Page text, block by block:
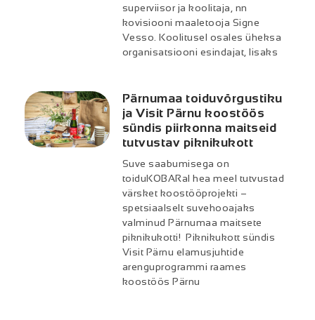
superviisor ja koolitaja, nn
kovisiooni maaletooja Signe
Vesso. Koolitusel osales üheksa
organisatsiooni esindajat, lisaks
Pärnumaa toiduvõrgustiku
ja Visit Pärnu koostöös
sündis piirkonna maitseid
tutvustav piknikukott
Suve saabumisega on
toiduKOBARal hea meel tutvustad
värsket koostööprojekti –
spetsiaalselt suvehooajaks
valminud Pärnumaa maitsete
piknikukotti! Piknikukott sündis
Visit Pärnu elamusjuhtide
arenguprogrammi raames
koostöös Pärnu